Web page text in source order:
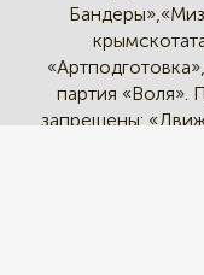
партия «Воля».
запрещены: